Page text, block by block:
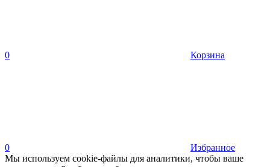
0 Корзина
0
Избранное
Мы используем cookie-файлы для аналитики, чтобы ваше